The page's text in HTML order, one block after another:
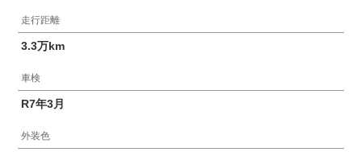
走行距離
3.3万km
車検
R7年3月
外装色